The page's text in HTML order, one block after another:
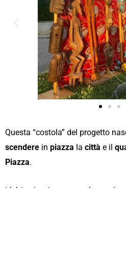
Questa “costola” del progetto
scendere in piazza la città e il
Piazza.
L’obiettivo è creare